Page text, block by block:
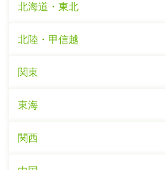
北海道・東北
北陸・甲信越
関東
東海
関西